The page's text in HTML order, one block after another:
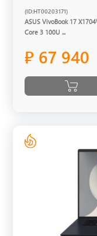
(ID:HT00203171)
ASUS VivoBook 17
Core 3 100U ...
₽ 67 940